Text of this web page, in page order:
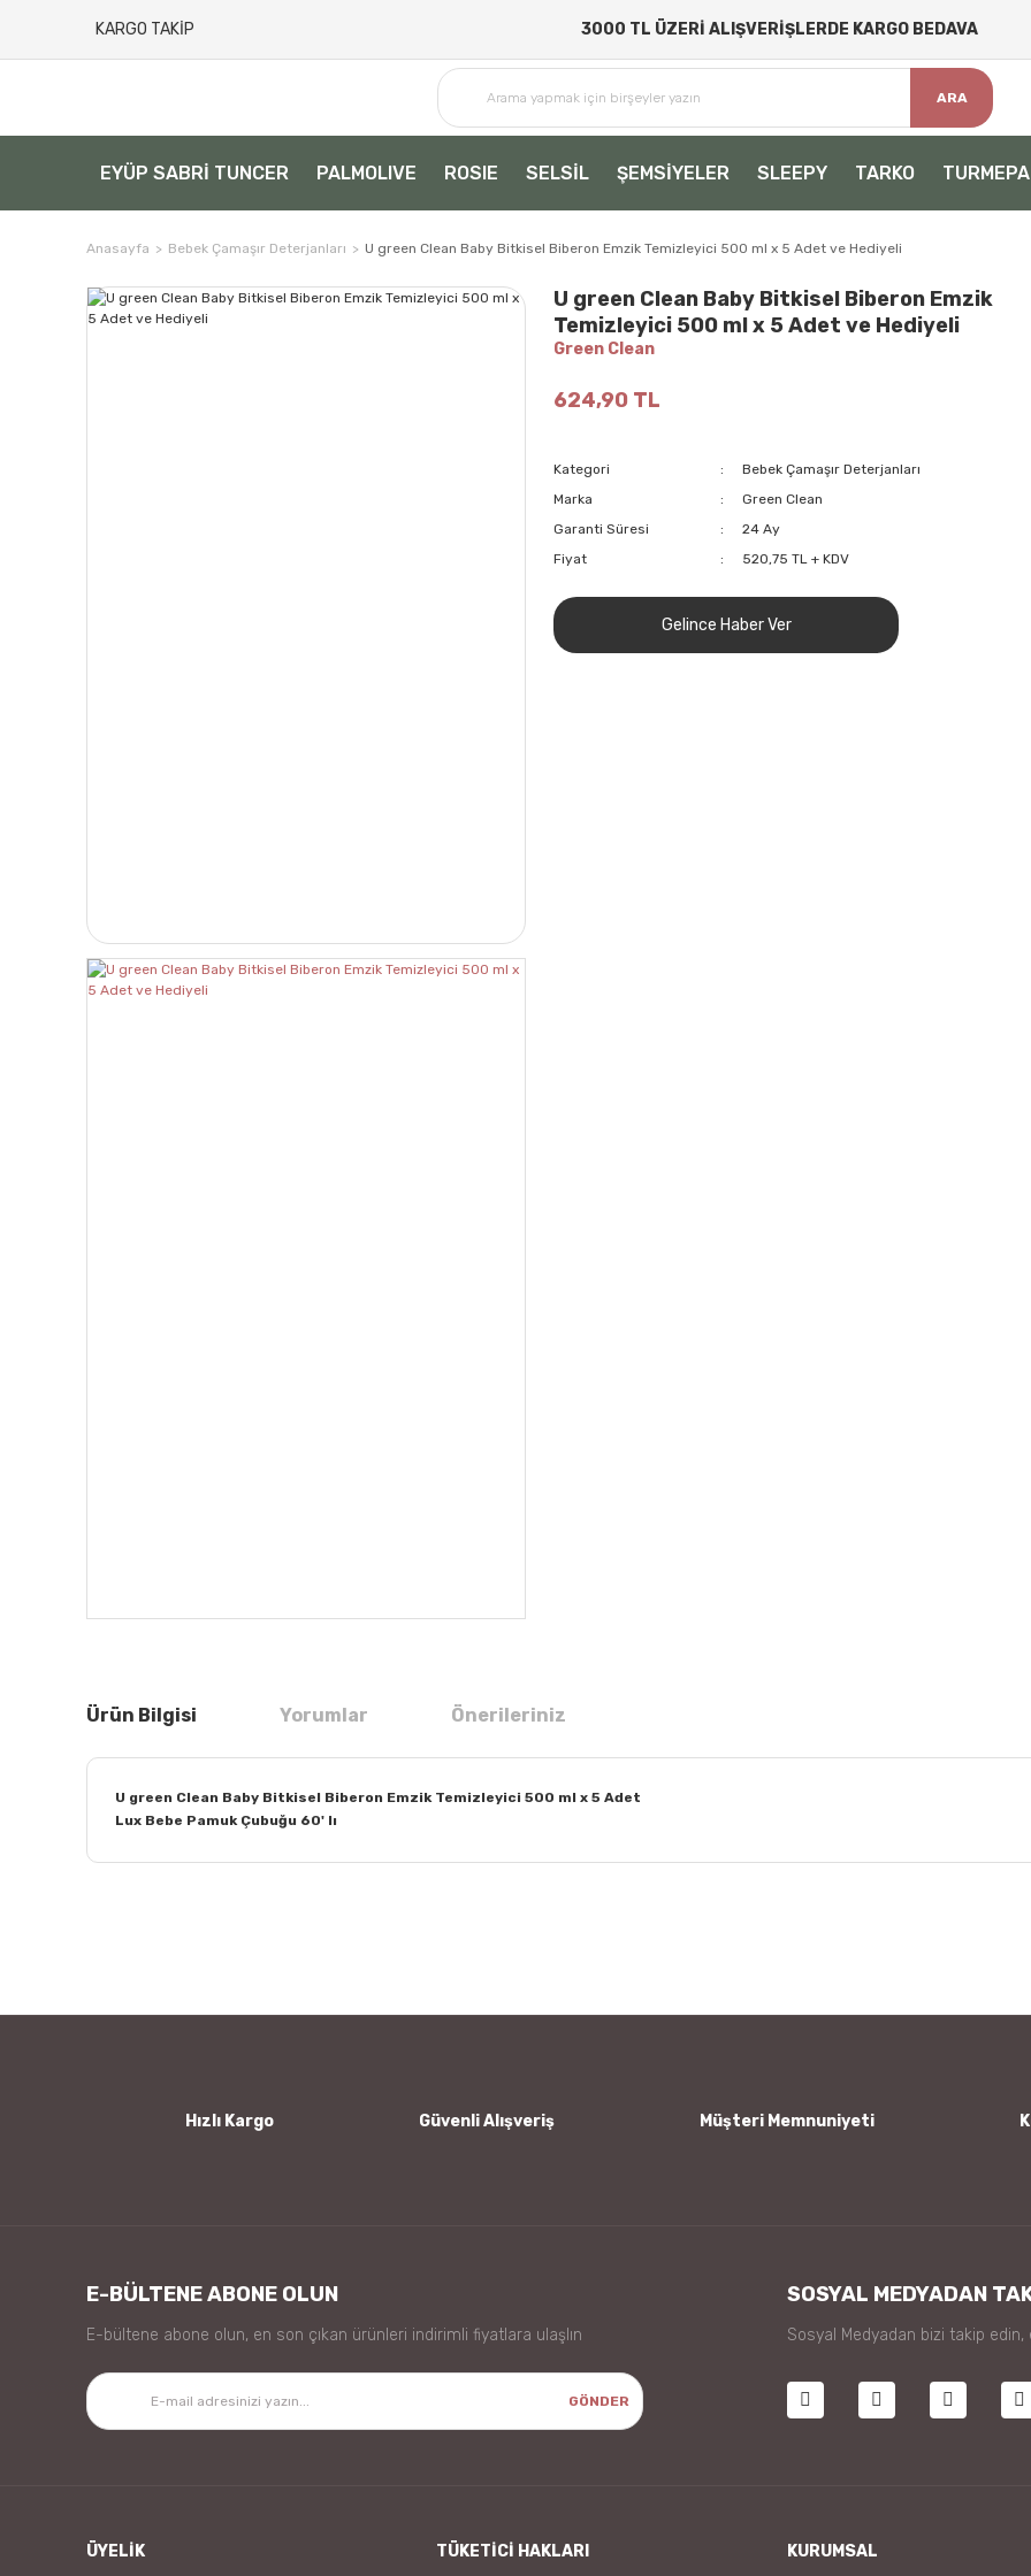
KARGO TAKİP 3000 TL ÜZERİ ALIŞVERİŞLERDE KARGO BEDAVA
ARA
EYÜP SABRİ TUNCER PALMOLIVE ROSIE SELSİL ŞEMSİYELER SLEEPY TARKO TURMEPA
Anasayfa Bebek Çamaşır Deterjanları U green Clean Baby Bitkisel Biberon Emzik Temizleyici 500 ml x 5 Adet ve Hediyeli
U green Clean Baby Bitkisel Biberon Emzik
Temizleyici 500 ml x 5 Adet ve Hediyeli
Green Clean
624,90 TL
Kategori
Bebek Çamaşır Deterjanları
Marka
Green Clean
Garanti Süresi
24 Ay
Fiyat
520,75 TL + KDV
Gelince Haber Ver
Ürün Bilgisi Yorumlar Önerileriniz
U green Clean Baby Bitkisel Biberon Emzik Temizleyici 500 ml x 5 Adet
Lux Bebe Pamuk Çubuğu 60' lı
Hızlı Kargo Güvenli Alışveriş Müşteri Memnuniyeti
E-BÜLTENE ABONE OLUN
E-bültene abone olun, en son çıkan ürünleri indirimli fiyatlara ulaşlın
GÖNDER
SOSYAL MEDYADAN
Sosyal Medyadan bizi takip edin,
ÜYELİK TÜKETİCİ HAKLARI KURUMSAL